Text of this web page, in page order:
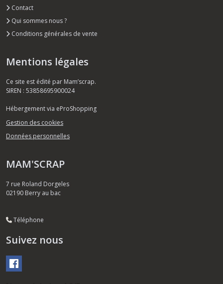
Contact
Qui sommes nous ?
Conditions générales de vente
Mentions légales
Ce site est édité par Mam’scrap.
SIREN : 53858695900024
Hébergement via eProShopping
Gestion des cookies
Données personnelles
MAM'SCRAP
7 rue Roland Dorgeles
02190 Berry au bac
Téléphone
Suivez nous